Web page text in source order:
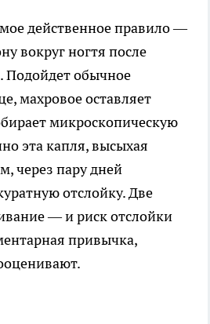
действенное правило —
вокруг ногтя после
Подойдет обычное
махровое оставляет
микроскопическую
эта капля, высыхая
через пару дней
отслойку. Две
— и риск отслойки
привычка,